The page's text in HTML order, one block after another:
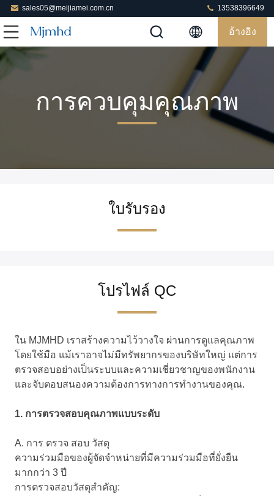
sales05@meijiamei.com.cn 13538396649
อ้างอิง
การควบคุมคุณภาพ
ใบรับรอง
โปรไฟล์ QC
ใน MJMHD เราสร้างความไว้วางใจ ผ่านการดูแลคุณภาพ
โดยใช้มือ แม้เราอาจไม่มีทรัพยากรของบริษัทใหญ่ แต่การ
ตรวจสอบอย่างเป็นระบบและความเชี่ยวชาญของพนักงาน
และจับตอบสนองความต้องการทางการทํางานของคุณ.
1. การตรวจสอบคุณภาพแบบระดับ
A. การ ตรวจ สอบ วัสดุ
ความร่วมมือของผู้จัดจําหน่ายที่มีความร่วมมือที่ยั่งยืน
มากกว่า 3 ปี
การตรวจสอบวัสดุสําคัญ: